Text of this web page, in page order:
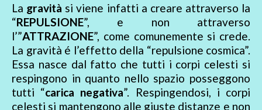
La gravità si viene infatti a creare attraverso la
“REPULSIONE”, e non attraverso
l’”ATTRAZIONE”, come comunemente si crede.
La gravità é l’effetto della “repulsione cosmica”.
Essa nasce dal fatto che tutti i corpi celesti si
respingono in quanto nello spazio posseggono
tutti “carica negativa”. Respingendosi, i corpi
celesti si mantengono alle giuste distanze e non